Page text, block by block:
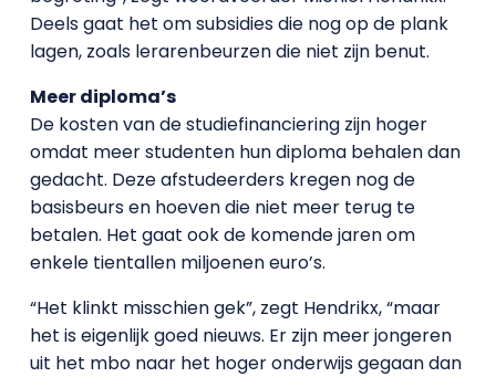
Deels gaat het om subsidies die nog op de plank
lagen, zoals lerarenbeurzen die niet zijn benut.
Meer diploma’s
De kosten van de studiefinanciering zijn hoger
omdat meer studenten hun diploma behalen dan
gedacht. Deze afstudeerders kregen nog de
basisbeurs en hoeven die niet meer terug te
betalen. Het gaat ook de komende jaren om
enkele tientallen miljoenen euro’s.
“Het klinkt misschien gek”, zegt Hendrikx, “maar
het is eigenlijk goed nieuws. Er zijn meer jongeren
uit het mbo naar het hoger onderwijs gegaan dan